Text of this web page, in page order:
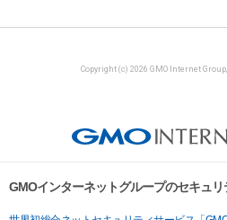
Copyright (c) 2026 GMO Internet
GMOインターネットグループのセキュ